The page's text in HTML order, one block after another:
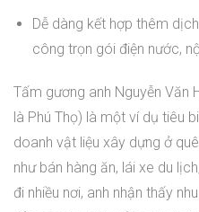
Dễ dàng kết hợp thêm
công trọn gói điện nước,
Tấm gương anh Nguyễn Văn
là Phú Thọ) là một ví dụ tiêu
doanh vật liệu xây dựng ở
như bán hàng ăn, lái xe du
đi nhiều nơi, anh nhận thấy